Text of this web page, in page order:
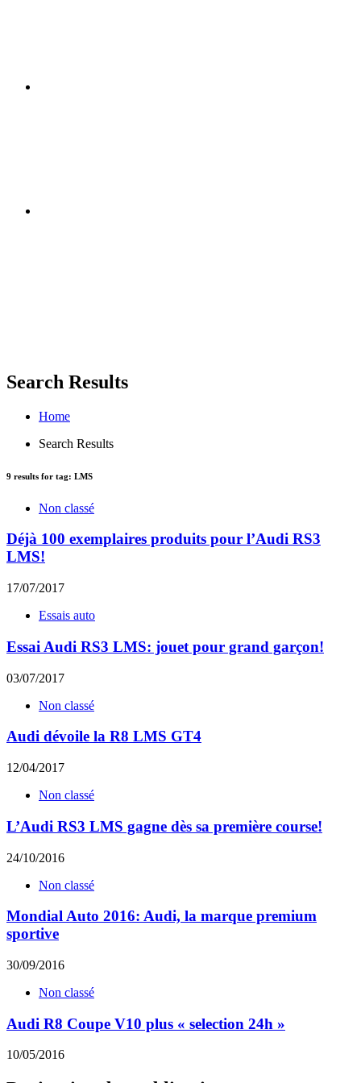
Search Results
Home
Search Results
9 results for tag: LMS
Non classé
Déjà 100 exemplaires produits pour l’Audi RS3
LMS!
17/07/2017
Essais auto
Essai Audi RS3 LMS: jouet pour grand garçon!
03/07/2017
Non classé
Audi dévoile la R8 LMS GT4
12/04/2017
Non classé
L’Audi RS3 LMS gagne dès sa première course!
24/10/2016
Non classé
Mondial Auto 2016: Audi, la marque premium
sportive
30/09/2016
Non classé
Audi R8 Coupe V10 plus « selection 24h »
10/05/2016